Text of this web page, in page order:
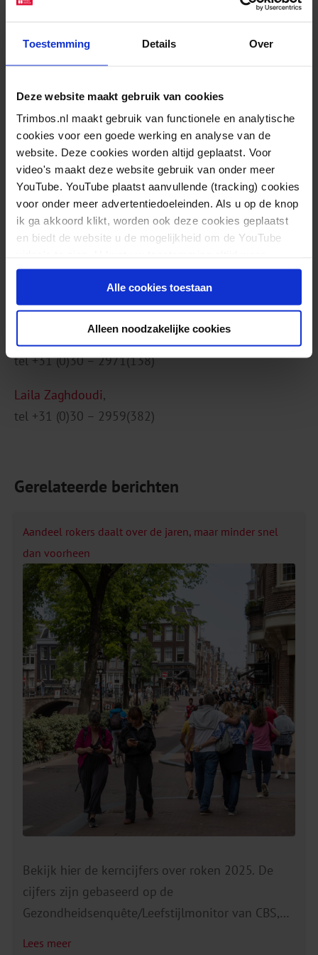
Toestemming Details Over
Deze website maakt gebruik van cookies
Trimbos.nl maakt gebruik van functionele en analytische
cookies voor een goede werking en analyse van de
website. Deze cookies worden altijd geplaatst. Voor
video's maakt deze website gebruik van onder meer
YouTube. YouTube plaatst aanvullende (tracking) cookies
voor onder meer advertentiedoeleinden. Als u op de knop
ik ga akkoord klikt, worden ook deze cookies geplaatst
en biedt de website u de mogelijkheid om de YouTube
intrekken.
Alle cookies toestaan
Alleen noodzakelijke cookies
komen in het boek samen. Naast gerenommeerde
onderzoekers komen ervaringen van medewerkers
Meisjes in zorgis samengesteld door Karin Nijhof en
Rutger Engels en is geschreven met medewerking
van ruim 40 professionals.
Voor meer info:
/www.swpbook.com/1770
Voor meer informatie kunt u contact opnemen met
de persvoorlichters:
tel +31 (0)30 – 2971(138)
Laila Zaghdoudi,
tel +31 (0)30 – 2959(382)
Gerelateerde berichten
Aandeel rokers daalt over de jaren, maar minder snel
dan voorheen
Bekijk hier de kerncijfers over roken 2025. De
cijfers zijn gebaseerd op de
Gezondheidsenquête/Leefstijlmonitor van CBS,
Lees meer